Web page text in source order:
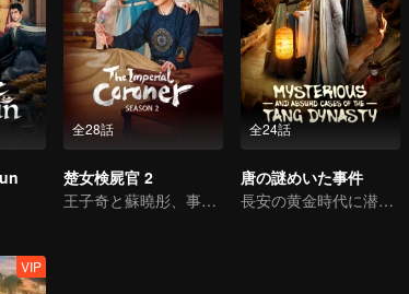
全28話
楚女検屍官 2
王子奇と蘇曉彤、事件を解決しながら恋に落ちる
全24話
唐の謎めいた事件
長安の黄金時代に潜む闇の真実を暴く
VIP